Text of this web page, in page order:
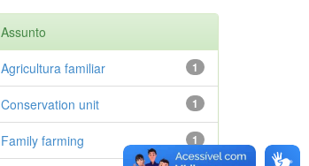
Assunto
1
Agricultura familiar
1
Conservation unit
1
Family farming